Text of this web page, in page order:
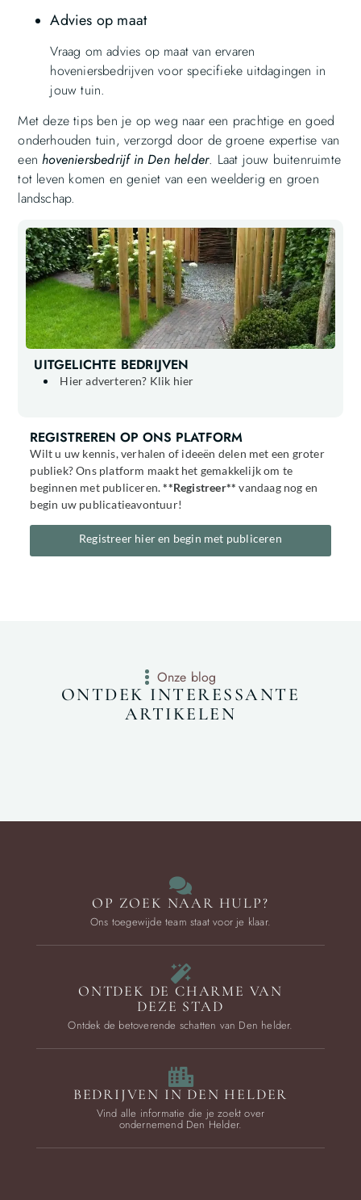
Advies op maat
Vraag om advies op maat van ervaren
hoveniersbedrijven voor specifieke uitdagingen in
jouw tuin.
Met deze tips ben je op weg naar een prachtige en goed
onderhouden tuin, verzorgd door de groene expertise van
eenhoveniersbedrijf in Den helder. Laat jouw buitenruimte
tot leven komen en geniet van een weelderig en groen
landschap.
UITGELICHTE BEDRIJVEN
Hier adverteren? Klik hier
REGISTREREN OP ONS PLATFORM
Wilt u uw kennis, verhalen of ideeën delen met een groter
publiek? Ons platform maakt het gemakkelijk om te
beginnen met publiceren.**Registreer** vandaag nog en
begin uw publicatieavontuur!
Registreer hier en begin met publiceren
Onze blog
ONTDEK INTERESSANTE
ARTIKELEN
OP ZOEK NAAR HULP?
Ons toegewijde team staat voor je klaar.
ONTDEK DE CHARME VAN
DEZE STAD
Ontdek de betoverende schatten van Den helder.
BEDRIJVEN IN DEN HELDER
Vind alle informatie die je zoekt over
ondernemend Den Helder.